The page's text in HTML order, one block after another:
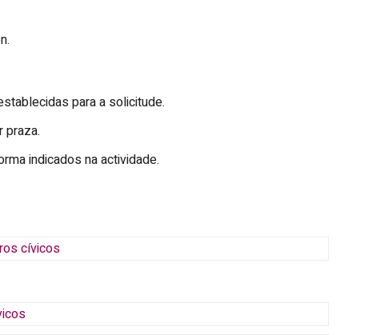
para a solicitude.
praza.
indicados na actividade.
cívicos